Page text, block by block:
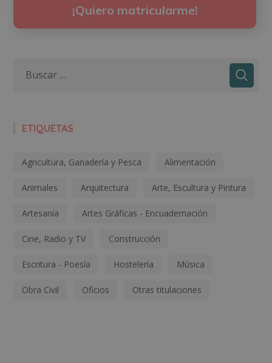
¡Quiero matricularme!
ETIQUETAS
Agricultura, Ganadería y Pesca Alimentación
Animales Arquitectura Arte, Escultura y Pintura
Artesanía Artes Gráficas - Encuadernación
Cine, Radio y TV Construcción
Escritura - Poesía Hostelería Música
Obra Civil Oficios Otras titulaciones